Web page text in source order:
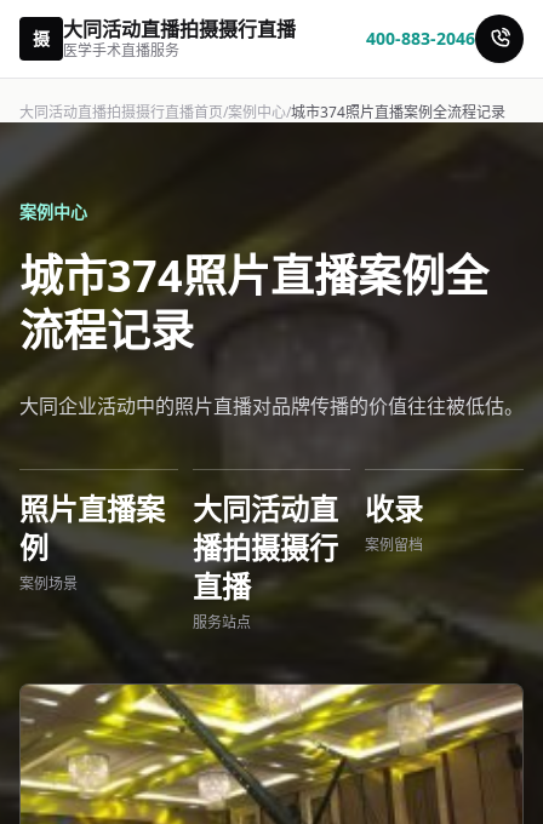
摄 大同活动直播拍摄摄行直播
医学手术直播服务
400-883-2046
大同活动直播拍摄摄行直播首页/案例中心/城市374照片直播案例全流程记录
案例中心
城市374照片直播案例全
流程记录
大同企业活动中的照片直播对品牌传播的价值往往被低估。
照片直播案
例
案例场景
大同活动直
播拍摄摄行
直播
服务站点
收录
案例留档